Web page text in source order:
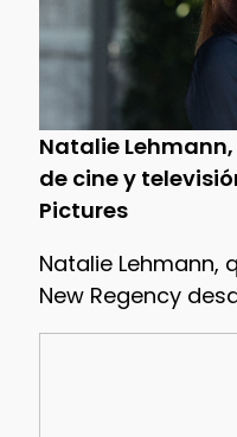
Natalie
de cine y
Pictures
Natalie Lehmann,
New Regency